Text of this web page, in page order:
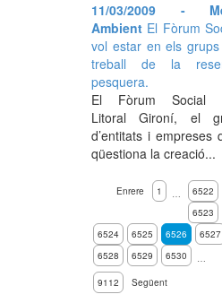
11/03/2009 -
Ambient El Fòrum
vol estar en els
treball de la
pesquera.
El Fòrum Social
Litoral Gironí, el
d’entitats i empreses
qüestiona la creació...
Enrere 1 …
6522
6523
6524
6525 6526
6527
6528
6529 6530
…
9112
Següent